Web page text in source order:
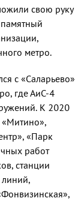
свою руку
метро.
с «Саларьево»
где АиС-4
К 2020
«Митино»,
«Парк
работ
станции